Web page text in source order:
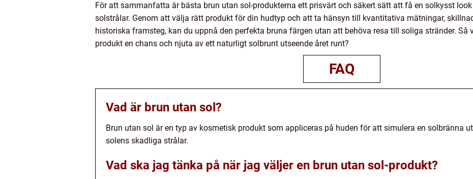
För att sammanfatta är bästa brun utan sol-produkterna ett prisvärt och säkert sätt att få en solkysst
solstrålar. Genom att välja rätt produkt för din hudtyp och att ta hänsyn till kvantitativa mätningar,
historiska framsteg, kan du uppnå den perfekta bruna färgen utan att behöva resa till soliga stränder. Så
produkt en chans och njuta av ett naturligt solbrunt utseende året runt?
FAQ
Vad är brun utan sol?
Brun utan sol är en typ av kosmetisk produkt som appliceras på huden för att simulera en solbränna
solens skadliga strålar.
Vad ska jag tänka på när jag väljer en brun utan sol-produkt?